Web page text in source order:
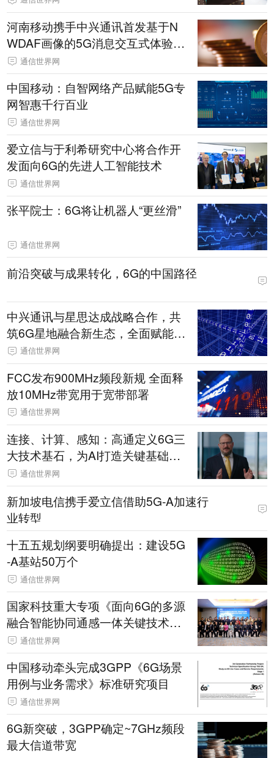
河南移动携手中兴通讯首发基于N
WDAF画像的5G消息交互式体验创
新试点
通信世界网
中国移动：自智网络产品赋能5G专
网智惠千行百业
通信世界网
爱立信与于利希研究中心将合作开
发面向6G的先进人工智能技术
通信世界网
张平院士：6G将让机器人“更丝滑”
通信世界网
前沿突破与成果转化，6G的中国路径
中兴通讯与星思达成战略合作，共
筑6G星地融合新生态，全面赋能卫
星互联网新时代
通信世界网
FCC发布900MHz频段新规 全面释
放10MHz带宽用于宽带部署
通信世界网
连接、计算、感知：高通定义6G三
大技术基石，为AI打造关键基础设
施 通信世界网
新加坡电信携手爱立信借助5G-A加速行
业转型
十五五规划纲要明确提出：建设5G
-A基站50万个
通信世界网
国家科技重大专项《面向6G的多源
融合智能协同通感一体关键技术研
究与认证》项目研讨会在南通召开
通信世界网
中国移动牵头完成3GPP《6G场景
用例与业务需求》标准研究项目
通信世界网
6G新突破，3GPP确定~7GHz频段
最大信道带宽